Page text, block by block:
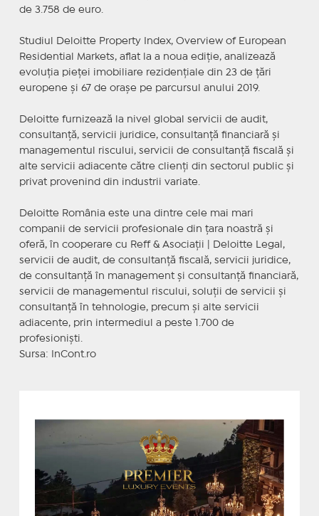
de 3.758 de euro.
Studiul Deloitte Property Index, Overview of European
Residential Markets, aflat la a noua ediţie, analizează
evoluţia pieţei imobiliare rezidenţiale din 23 de ţări
europene şi 67 de oraşe pe parcursul anului 2019.
Deloitte furnizează la nivel global servicii de audit,
consultanţă, servicii juridice, consultanţă financiară şi
managementul riscului, servicii de consultanţă fiscală şi
alte servicii adiacente către clienţi din sectorul public şi
privat provenind din industrii variate.
Deloitte România este una dintre cele mai mari
companii de servicii profesionale din ţara noastră şi
oferă, în cooperare cu Reff & Asociaţii | Deloitte Legal,
servicii de audit, de consultanţă fiscală, servicii juridice,
de consultanţă în management şi consultanţă financiară,
servicii de managementul riscului, soluţii de servicii şi
consultanţă în tehnologie, precum şi alte servicii
adiacente, prin intermediul a peste 1.700 de
profesionişti.
Sursa: InCont.ro